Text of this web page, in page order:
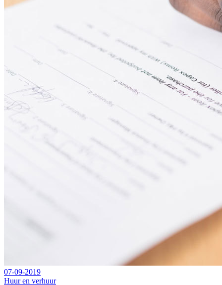
07-09-2019
Huur en verhuur